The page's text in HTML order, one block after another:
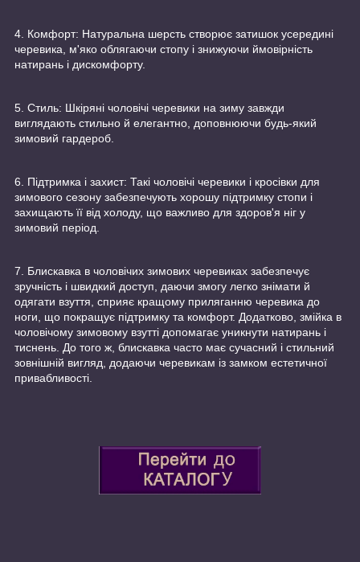
4. Комфорт: Натуральна шерсть створює затишок усередині
черевика, м'яко облягаючи стопу і знижуючи ймовірність
натирань і дискомфорту.
5. Стиль: Шкіряні чоловічі черевики на зиму завжди
виглядають стильно й елегантно, доповнюючи будь-який
зимовий гардероб.
6. Підтримка і захист: Такі чоловічі черевики і кросівки для
зимового сезону забезпечують хорошу підтримку стопи і
захищають її від холоду, що важливо для здоров'я ніг у
зимовий період.
7. Блискавка в чоловічих зимових черевиках забезпечує
зручність і швидкий доступ, даючи змогу легко знімати й
одягати взуття, сприяє кращому приляганню черевика до
ноги, що покращує підтримку та комфорт. Додатково, змійка в
чоловічому зимовому взутті допомагає уникнути натирань і
тиснень. До того ж, блискавка часто має сучасний і стильний
зовнішній вигляд, додаючи черевикам із замком естетичної
привабливості.